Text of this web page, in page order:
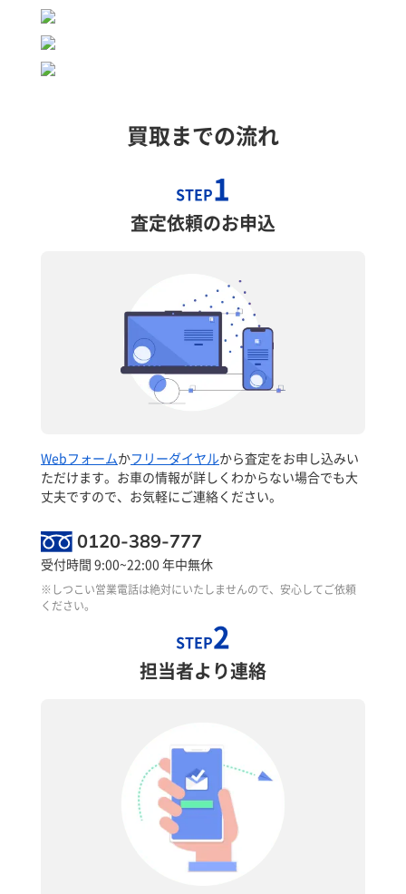
買取までの流れ
STEP1
査定依頼のお申込
Webフォームかフリーダイヤルから査定をお申し込みい
ただけます。お車の情報が詳しくわからない場合でも大
丈夫ですので、お気軽にご連絡ください。
0120-389-777
受付時間 9:00~22:00 年中無休
※しつこい営業電話は絶対にいたしませんので、安心してご依頼
ください。
STEP2
担当者より連絡